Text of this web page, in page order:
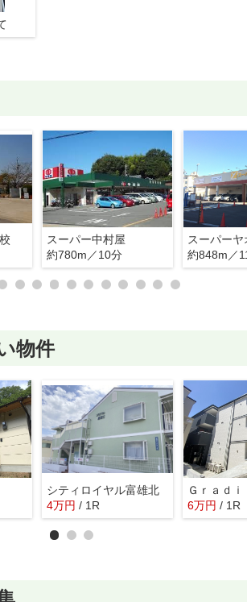
スーパー中村屋
約780m／10分
スーパーヤ
約848m／
物件
シティロイヤル富雄北
4万円 / 1R 6万円 / 1R